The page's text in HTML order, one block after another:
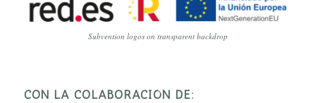
Subvention logos on transparent backdrop
CON LA COLABORACIÓN DE: